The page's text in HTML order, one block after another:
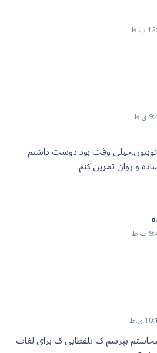
وقت بود دوست داشتم
و روان تمرین کنم.
بپرسم ک تلفظایی ک برای لغات